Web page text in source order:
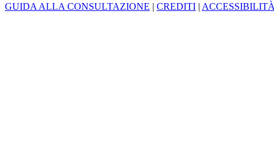
GUIDA ALLA CONSULTAZIONE | CREDITI |